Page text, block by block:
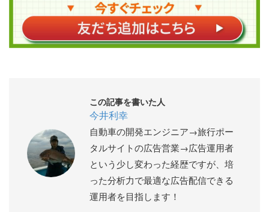
この記事を書いた人
今井利幸
自動車の開発エンジニア→旅行ポー
タルサイトの広告営業→広告運用者
という少し変わった経歴ですが、培
った分析力で最適な広告配信できる
運用者を目指します！